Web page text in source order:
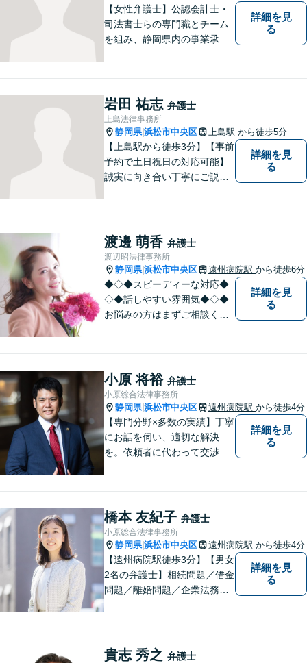
【女性弁護士】公認会計士・
司法書士らの専門職とチーム
を組み、静岡県内の事業承継
ご相談ください。あなたのお
悩みを全力でサポートさせて
頂きます。
詳細を見
る
岩田 祐志 弁護士
上島法律事務所
静岡県|浜松市中央区 上島駅 から徒歩5分
【上島駅から徒歩3分】【事前
予約で土日祝日の対応可能】
誠実に向き合い丁寧にご説明
詳細を見
る
渡邊 萌香 弁護士
渡辺昭法律事務所
静岡県|浜松市中央区 遠州病院駅 から徒歩6分
◆◇◆スピーディーな対応◆
◇◆話しやすい雰囲気◆◇◆
お悩みの方はまずご相談くだ
詳細を見
る
小原 将裕 弁護士
小原総合法律事務所
静岡県|浜松市中央区 遠州病院駅 から徒歩4分
【専門分野×多数の実績】丁寧
にお話を伺い、適切な解決
を。依頼者に代わって交渉・
法律事務所】
詳細を見
る
橋本 友紀子 弁護士
小原総合法律事務所
静岡県|浜松市中央区 遠州病院駅 から徒歩4分
【遠州病院駅徒歩3分】【男女
2名の弁護士】相続問題／借金
問題／離婚問題／企業法務な
詳細を見
る
貴志 秀之 弁護士